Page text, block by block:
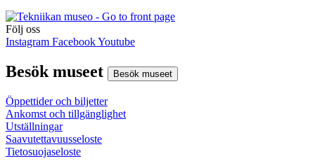
Följ oss
Instagram FacebookYoutube
Besök museet Besök museet
Öppettider och biljetter
Ankomst och tillgänglighet
Utställningar
Saavutettavuusseloste
Tietosuojaseloste